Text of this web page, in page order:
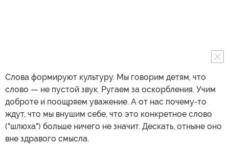
Слова формируют культуру. Мы говорим детям, что
слово — не пустой звук. Ругаем за оскорбления. Учим
доброте и поощряем уважение. А от нас почему-то
ждут, что мы внушим себе, что это конкретное слово
("шлюха") больше ничего не значит. Дескать, отныне оно
вне здравого смысла.